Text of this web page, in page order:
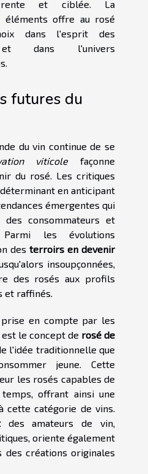
et ciblée. La
éléments offre au rosé
dans l'esprit des
et dans l'univers
futures du
du vin continue de se
viticolefaçonne
du rosé. Les critiques
en anticipant
émergentes qui
consommateurs et
les évolutions
des terroirs en devenir
insoupçonnées,
des rosés aux profils
et raffinés.
en compte par les
le concept de rosé de
l'idée traditionnelle que
jeune. Cette
les rosés capables de
offrant ainsi une
cette catégorie de vins.
des amateurs de vin,
oriente également
des créations originales